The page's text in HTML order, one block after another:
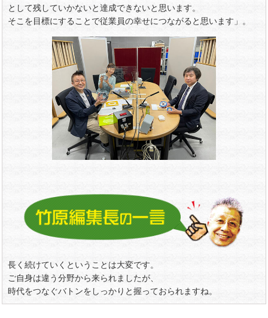
として残していかないと達成できないと思います。
そこを目標にすることで従業員の幸せにつながると思います」。
長く続けていくということは大変です。
ご自身は違う分野から来られましたが、
時代をつなぐバトンをしっかりと握っておられますね。